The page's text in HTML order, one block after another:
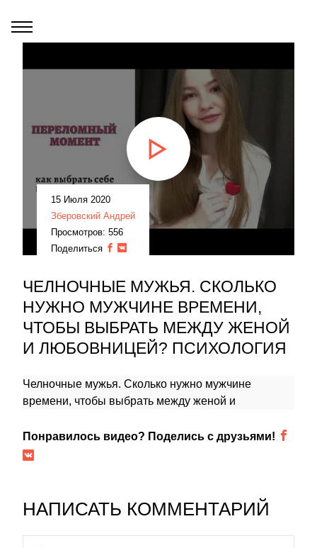
ЧЕЛНОЧНЫЕ МУЖЬЯ. СКОЛЬКО
НУЖНО МУЖЧИНЕ ВРЕМЕНИ,
ЧТОБЫ ВЫБРАТЬ МЕЖДУ ЖЕНОЙ
И ЛЮБОВНИЦЕЙ? ПСИХОЛОГИЯ
15 Июля 2020
Зберовский Андрей
Просмотров: 556
Поделиться
Челночные мужья. Сколько нужно мужчине
времени, чтобы выбрать между женой и
Понравилось видео? Поделись с друзьями!
НАПИСАТЬ КОММЕНТАРИЙ